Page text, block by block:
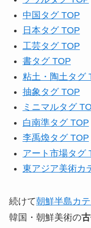
中国タグ TOP
日本タグ TOP
工芸タグ TOP
書タグ TOP
粘土・陶土タグ
抽象タグ TOP
ミニマルタグ
白南準タグ TOP
李禹煥タグ TOP
アート市場タグ
東アジア美術カ
続けて朝鮮半島カテ
韓国・朝鮮美術の